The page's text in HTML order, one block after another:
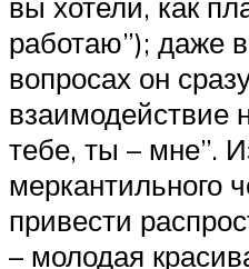
вы хотели, как
работаю”); даже
вопросах он
взаимодействие
тебе, ты – мне”.
меркантильного
привести
– молодая